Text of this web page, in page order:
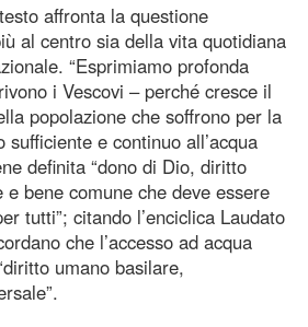
affronta la questione
al centro sia della vita quotidiana
“Esprimiamo profonda
i Vescovi – perché cresce il
popolazione che soffrono per la
sufficiente e continuo all’acqua
definita “dono di Dio, diritto
e bene comune che deve essere
tutti”; citando l’enciclica Laudato
che l’accesso ad acqua
umano basilare,